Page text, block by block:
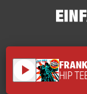
play_arrow HIP